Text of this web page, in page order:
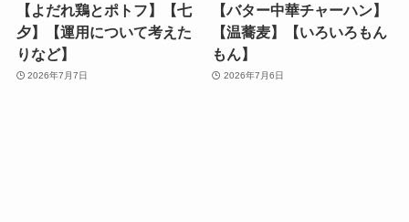
【よだれ鶏とポトフ】【七
夕】【運用について考えた
りなど】
2026年7月7日
【バター中華チャーハン】
【温蕎麦】【いろいろもん
もん】
2026年7月6日